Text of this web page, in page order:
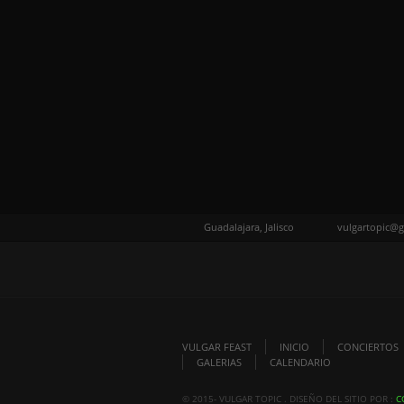
Guadalajara, Jalisco
VULGAR FEAST INICIO CONCIERTOS
GALERIAS
CALENDARIO
© 2015- VULGAR TOPIC . DISEÑO DEL SITIO POR :